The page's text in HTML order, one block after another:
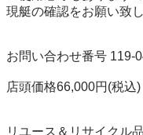
現艇の確認をお願い致し
お問い合わせ番号 119-
店頭価格66,000円(税込)
リユース＆リサイクル